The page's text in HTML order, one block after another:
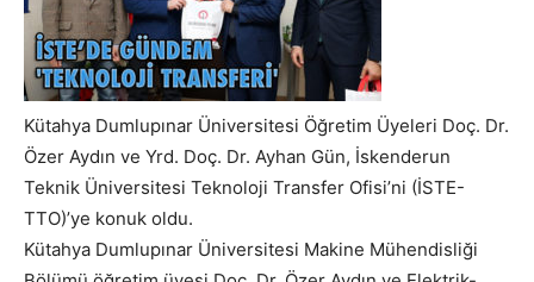
Kütahya Dumlupınar Üniversitesi Öğretim Üyeleri Doç. Dr.
Özer Aydın ve Yrd. Doç. Dr. Ayhan Gün, İskenderun
Teknik Üniversitesi Teknoloji Transfer Ofisi’ni (İSTE-
TTO)’ye konuk oldu.
Kütahya Dumlupınar Üniversitesi Makine Mühendisliği